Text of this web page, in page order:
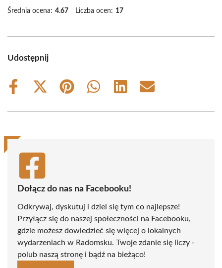
Średnia ocena: 4.67 Liczba ocen: 17
Udostępnij
Share
Share
(Twitter)
Share
Share
Share
Share
Dołącz do nas na Facebooku!
Odkrywaj, dyskutuj i dziel się tym co najlepsze!
Przyłącz się do naszej społeczności na Facebooku,
gdzie możesz dowiedzieć się więcej o lokalnych
wydarzeniach w Radomsku. Twoje zdanie się liczy -
polub naszą stronę i bądź na bieżąco!